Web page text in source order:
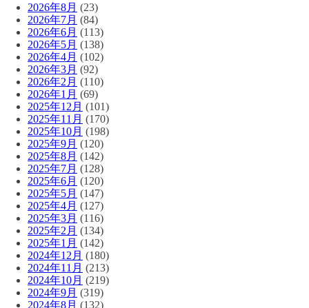
2026年8月 (23)
2026年7月 (84)
2026年6月 (113)
2026年5月 (138)
2026年4月 (102)
2026年3月 (92)
2026年2月 (110)
2026年1月 (69)
2025年12月 (101)
2025年11月 (170)
2025年10月 (198)
2025年9月 (120)
2025年8月 (142)
2025年7月 (128)
2025年6月 (120)
2025年5月 (147)
2025年4月 (127)
2025年3月 (116)
2025年2月 (134)
2025年1月 (142)
2024年12月 (180)
2024年11月 (213)
2024年10月 (219)
2024年9月 (319)
2024年8月 (132)